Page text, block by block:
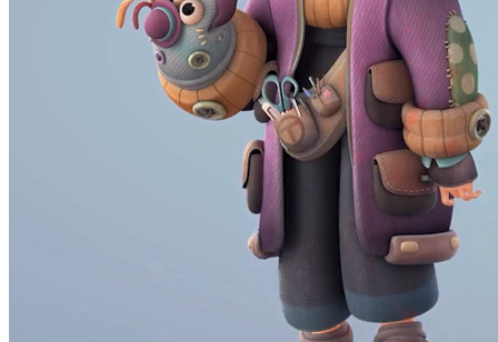
Titulación oficial francesa – Nivel 7 europeo (EQF)